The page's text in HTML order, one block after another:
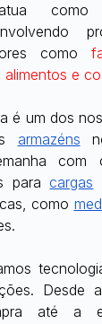
como
como
alimentos e
é um dos
armazéns
com
para cargas
como
Desde
até a